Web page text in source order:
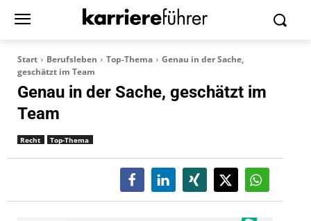
Start Berufsleben Top-Thema
Genau in der Sache,
geschätzt im Team
Genau in der Sache, geschätzt im
Team
Recht Top-Thema